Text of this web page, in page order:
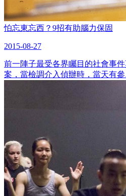
怕忘東忘西？9招有助腦力保固
2015-08-27
前一陣子最受各界矚目的社會事
案，當檢調介入偵辦時，當天有